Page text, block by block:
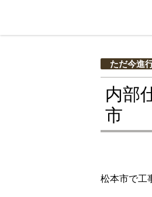
ただ今進
内部
市
松本市で工